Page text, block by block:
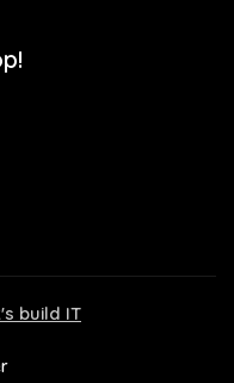
build IT